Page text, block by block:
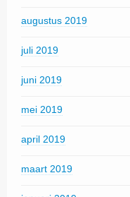
augustus 2019
juli 2019
juni 2019
mei 2019
april 2019
maart 2019